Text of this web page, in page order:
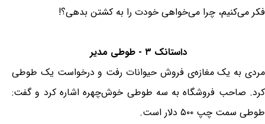
فکر می‌کنیم، چرا می‌خواهی خودت را به کشتن بدهی؟!
داستانک ۳ - طوطی مدیر
مردی به یک مغازه‌ی فروش حیوانات رفت و درخواست یک طوطی
کرد. صاحب فروشگاه به سه طوطی خوش‌چهره اشاره کرد و گفت:
طوطی سمت چپ ۵۰۰ دلار است.